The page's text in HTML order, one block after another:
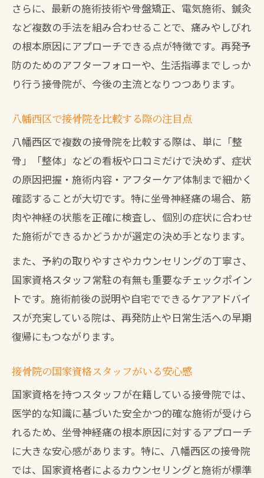
姿勢や筋肉のセルフケア指導が重要な訳
接骨院のフォロー体制で安心が続く仕組
み
再発しにくい身体づくりへのサポート方
法
骨盤矯正で坐骨神経痛を和らげる方法を紹介
接骨院による骨盤矯正がもたらす効果
坐骨神経痛に骨盤矯正が必要な理由
八幡西区で骨盤矯正対応の接骨院を探す
整体と骨盤矯正の違いと併用ポイント
骨盤矯正後の身体変化と注意点を解説
坐骨神経痛のNG行動と接骨院での対策ポイ
ント
坐骨神経痛で避けたいNG行動の具体例
接骨院で教わる日常生活の注意事項
無理な動作が痛みに与える影響を知る
接骨院が提案する対策ポイントまとめ
症状悪化を防ぐための正しい姿勢とは
整形外科と接骨院どちらが最適か専門視点で
検証
整形外科と接骨院の違いを専門的に解説
坐骨神経痛に適した受診先の選び方
接骨院ならではの施術メリットと特徴
さらに、最新の施術技術や骨盤矯正、電気施術、鍼灸
など複数の手法を組み合わせることで、痛みやしびれ
の根本原因にアプローチできる点が特徴です。再発予
防のためのアフターフォローや、生活指導までしっか
り行う接骨院が、今後の主流となりつつあります。
八幡西区で接骨院を比較する際の注目点
八幡西区で複数の接骨院を比較する際は、単に「整
骨」「整体」などの看板や口コミだけで決めず、症状
の原因把握・施術内容・アフターケア体制まで細かく
確認することが大切です。特に坐骨神経痛の場合、筋
肉や神経の状態を正確に検査し、個別の症状に合わせ
た施術ができるかどうかが選定の決め手となります。
また、予約の取りやすさやカウンセリングの丁寧さ、
国家資格スタッフ常駐の有無も重要なチェックポイン
トです。施術前後の説明や自宅でできるケアアドバイ
スが充実している院は、再発防止や日常生活への早期
復帰にもつながります。
接骨院の国家資格スタッフがいる安心感
国家資格を持つスタッフが在籍している接骨院では、
医学的な知識に基づいた安全かつ的確な施術が受けら
れるため、坐骨神経痛の根本原因に対するアプローチ
に大きな安心感があります。特に、八幡西区の接骨院
では、国家資格者によるカウンセリングと施術が標準